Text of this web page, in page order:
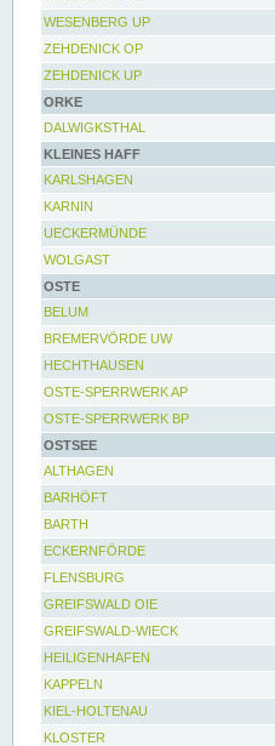
WESENBERG UP
ZEHDENICK OP
ZEHDENICK UP
ORKE
DALWIGKSTHAL
KLEINES HAFF
KARLSHAGEN
KARNIN
UECKERMÜNDE
WOLGAST
OSTE
BELUM
BREMERVÖRDE UW
HECHTHAUSEN
OSTE-SPERRWERK AP
OSTE-SPERRWERK BP
OSTSEE
ALTHAGEN
BARHÖFT
BARTH
ECKERNFÖRDE
FLENSBURG
GREIFSWALD OIE
GREIFSWALD-WIECK
HEILIGENHAFEN
KAPPELN
KIEL-HOLTENAU
KLOSTER